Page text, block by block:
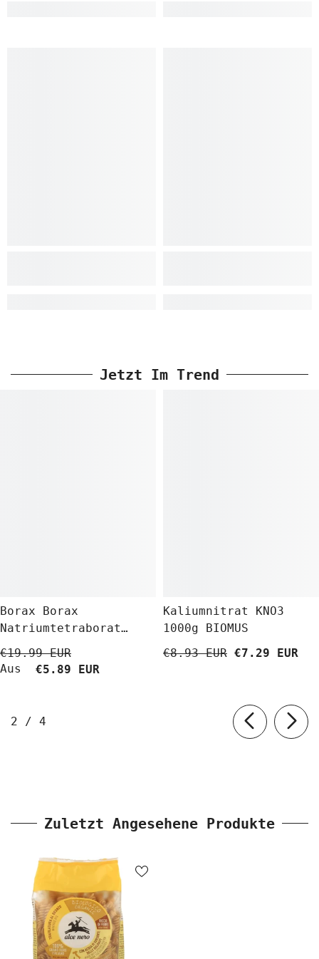
Jetzt Im Trend
Borax Borax
Natriumtetraborat
Decahydrat 5 Kg
BioLaboratorium
€19.99 EUR
Aus
€5.89 EUR
Kaliumnitrat KNO3
1000g BIOMUS
€8.93 EUR €7.29 EUR
2 / von
4
Zuletzt Angesehene Produkte